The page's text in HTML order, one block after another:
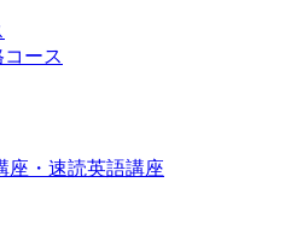
ース
座・速読英語講座